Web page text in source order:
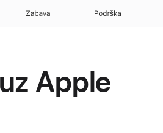
Zabava Podrška
Apple